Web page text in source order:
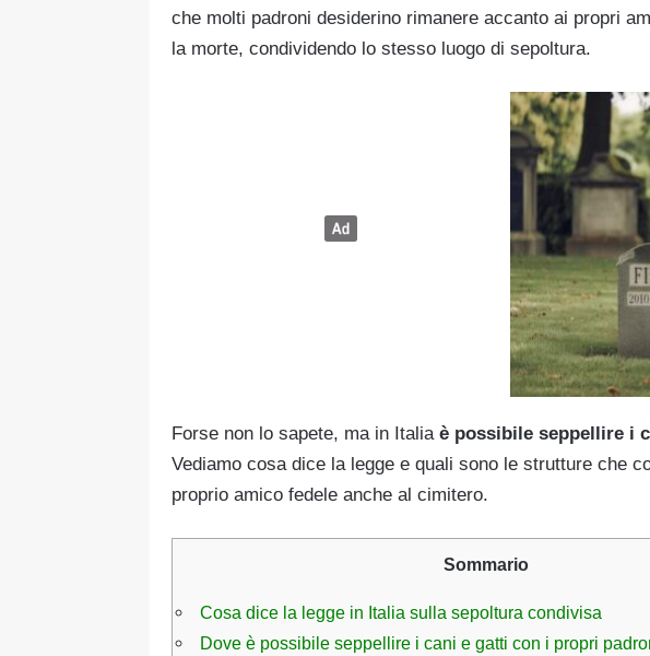
che molti padroni desiderino rimanere accanto ai propri
la morte, condividendo lo stesso luogo di sepoltura.
Forse non lo sapete, ma in Italia è possibile seppellire i
Vediamo cosa dice la legge e quali sono le strutture che
proprio amico fedele anche al cimitero.
Sommario
Cosa dice la legge in Italia sulla sepoltura condivisa
Dove è possibile seppellire i cani e gatti con i propri